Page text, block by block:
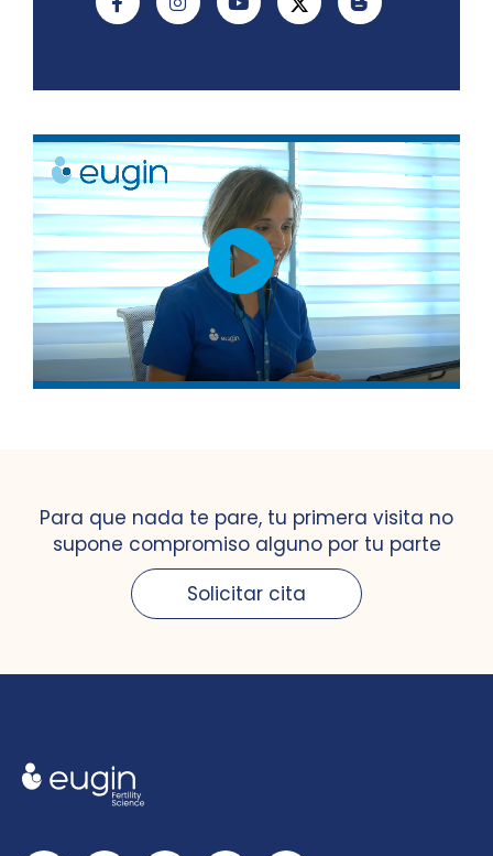
Para que nada te pare, tu primera visita no
supone compromiso alguno por tu parte
Solicitar cita